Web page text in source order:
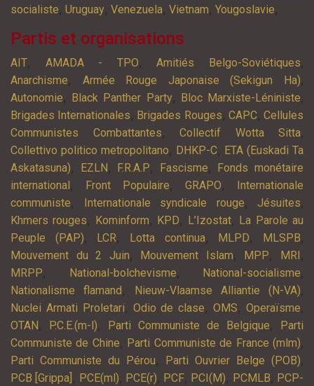
socialiste, Uruguay, Venezuela, Vietnam, Yougoslavie,
Partis et organisations
AIT, AMADA - TPO,Amitiés Belgo-Soviétiques,
Anarchisme, Armée Rouge Japonaise (Sekigun Ha),
Autonomie, Black Panther Party, Bloc Marxiste-Léniniste,
Brigades Internationales, Brigades Rouges, CAPC,Cellules
Communistes Combattantes, Collectif Wotta Sitta,
Collettivo politico metropolitano, DHKP-C, ETA (Euskadi Ta
Askatasuna), EZLN , F.R.A.P, Fascisme,
Fonds monétaire
international , Front Populaire, GRAPO,
Internationale
communiste, Internationale syndicale rouge, Jésuites,
Khmers rouges, Kominform, KPD, L’Izostat, La Parole au
Peuple (PAP), LCR, Lotta continua, MLPD, MLSPB,
Mouvement du 2 Juin, Mouvement Islam, MPP, MRI ,
MRPP, National-bolchevisme, National-socialisme,
Nationalisme flamand , Nieuw-Vlaamse Alliantie (N-VA),
Nuclei Armati Proletari, Odio de clase,OMS,Operaïsme,
OTAN , P.C.E.(m-l), Parti Communiste de Belgique,
Parti
Communiste de Chine, Parti Communiste de France (mlm),
Parti Communiste du Pérou, Parti Ouvrier Belge (POB),
PCB [Grippa] , PCE(ml), PCE(r), PCF, PCI(M), PCMLB, PCP-